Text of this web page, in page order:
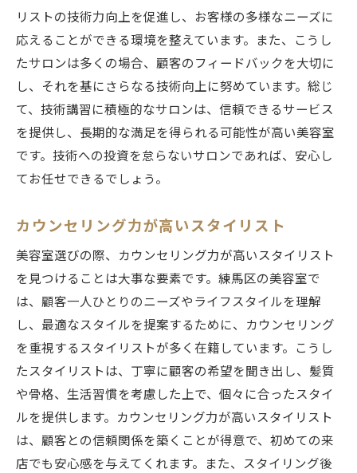
リストの技術力向上を促進し、お客様の多様なニーズに
応えることができる環境を整えています。また、こうし
たサロンは多くの場合、顧客のフィードバックを大切に
し、それを基にさらなる技術向上に努めています。総じ
て、技術講習に積極的なサロンは、信頼できるサービス
を提供し、長期的な満足を得られる可能性が高い美容室
です。技術への投資を怠らないサロンであれば、安心し
てお任せできるでしょう。
カウンセリング力が高いスタイリスト
美容室選びの際、カウンセリング力が高いスタイリスト
を見つけることは大事な要素です。練馬区の美容室で
は、顧客一人ひとりのニーズやライフスタイルを理解
し、最適なスタイルを提案するために、カウンセリング
を重視するスタイリストが多く在籍しています。こうし
たスタイリストは、丁寧に顧客の希望を聞き出し、髪質
や骨格、生活習慣を考慮した上で、個々に合ったスタイ
ルを提供します。カウンセリング力が高いスタイリスト
は、顧客との信頼関係を築くことが得意で、初めての来
店でも安心感を与えてくれます。また、スタイリング後